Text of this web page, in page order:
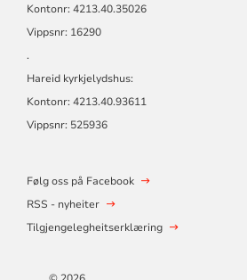
Kontonr: 4213.40.35026
Vippsnr: 16290
.
Hareid kyrkjelydshus:
Kontonr: 4213.40.93611
Vippsnr: 525936
Følg oss på Facebook
RSS - nyheiter
Tilgjengelegheitserklæring